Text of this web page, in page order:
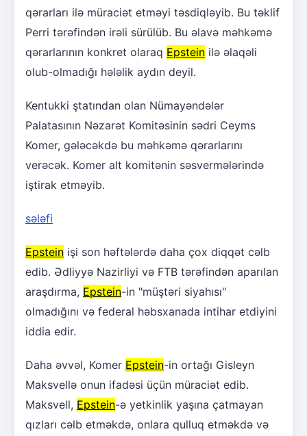
qərarları ilə müraciət etməyi təsdiqləyib. Bu təklif
Perri tərəfindən irəli sürülüb. Bu əlavə məhkəmə
qərarlarının konkret olaraq Epstein ilə əlaqəli
olub-olmadığı hələlik aydın deyil.
Kentukki ştatından olan Nümayəndələr
Palatasının Nəzarət Komitəsinin sədri Ceyms
Komer, gələcəkdə bu məhkəmə qərarlarını
verəcək. Komer alt komitənin səsvermələrində
iştirak etməyib.
sələfi
Epstein işi son həftələrdə daha çox diqqət cəlb
edib. Ədliyyə Nazirliyi və FTB tərəfindən aparılan
araşdırma, Epstein-in "müştəri siyahısı"
olmadığını və federal həbsxanada intihar etdiyini
iddia edir.
Daha əvvəl, Komer Epstein-in ortağı Gisleyn
Maksvellə onun ifadəsi üçün müraciət edib.
Maksvell, Epstein-ə yetkinlik yaşına çatmayan
qızları cəlb etməkdə, onlara qulluq etməkdə və